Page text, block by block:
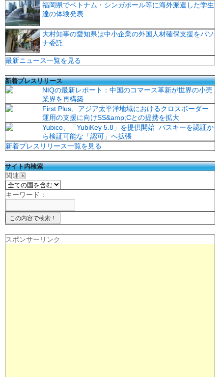
福岡県でベトナム・シンガポール等に海外派遣した学生
達の体験発表
大村知事の愛知県は中小企業の外国人材確保支援をパソ
ナ委託
最新ニュース一覧を見る
新着プレスリリース
NIQの最新レポート：中国のコマース革新が世界の小売
業界を再構築
First Plus、アジア太平洋地域におけるクロスボーダー
運用の支援に向けSS&amp;Cとの提携を拡大
Yubico、「YubiKey 5.8」を提供開始 パスキーを認証か
ら検証可能な「認可」へ拡張
新着プレスリリース一覧を見る
サイト内検索
関連国
キーワード：
スポンサーリンク